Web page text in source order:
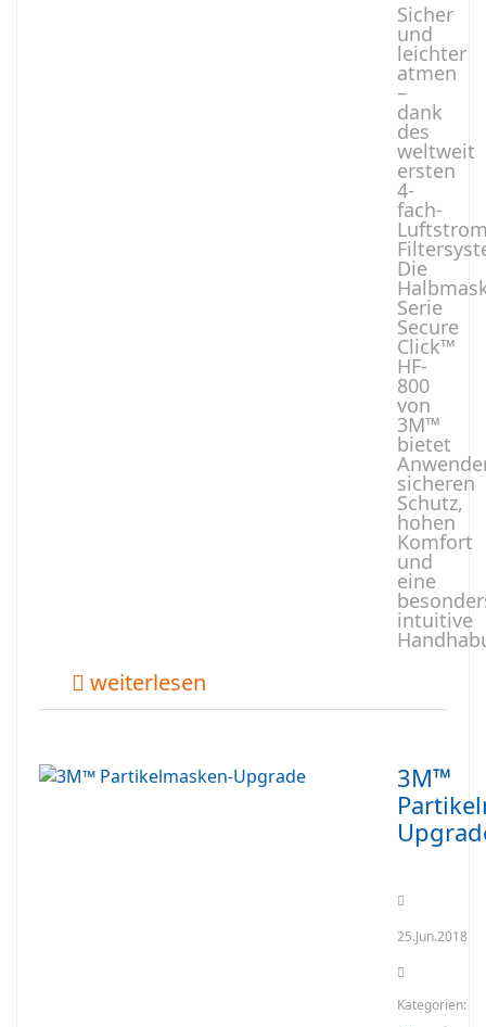
Sicher
und
leichter
atmen
–
dank
des
weltweit
ersten
4-
fach-
Die
Serie
Secure
Click™
HF-
800
von
3M™
bietet
sicheren
Schutz,
hohen
Komfort
und
eine
intuitive
weiterlesen
3M™
25.Jun.2018
Kategorien: